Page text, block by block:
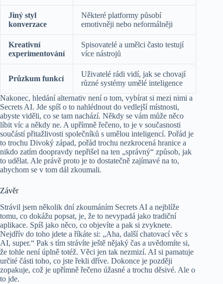
Jiný styl
konverzace
Některé platformy působí
emotivněji nebo neformálněji
Kreativní
experimentování
Spisovatelé a umělci často testují
více nástrojů
Průzkum funkcí
Uživatelé rádi vidí, jak se chovají
různé systémy umělé inteligence
Nakonec, hledání alternativ není o tom, vybírat si mezi nimi a
Secrets AI. Jde spíš o to nahlédnout do vedlejší místnosti,
abyste viděli, co se tam nachází. Někdy se vám může něco
líbit víc a někdy ne. A upřímně řečeno, to je v současnosti
součástí přitažlivosti společníků s umělou inteligencí. Pořád je
to trochu Divoký západ, pořád trochu nezkrocená hranice a
nikdo zatím doopravdy nepřišel na ten „správný“ způsob, jak
to udělat. Ale právě proto je to dostatečně zajímavé na to,
abychom se v tom dál zkoumali.
Závěr
Strávil jsem několik dní zkoumáním Secrets AI a nejblíže
tomu, co dokážu popsat, je, že to nevypadá jako tradiční
aplikace. Spíš jako něco, co objevíte a pak si zvyknete.
Nejdřív do toho jdete a říkáte si: „Aha, další chatovací věc s
AI, super.“ Pak s tím strávíte ještě nějaký čas a uvědomíte si,
že tohle není úplně totéž. Věci jen tak nezmizí. AI si pamatuje
určité části toho, co jste řekli dříve. Dokonce je později
zopakuje, což je upřímně řečeno úžasné a trochu děsivé. Ale o
to jde.